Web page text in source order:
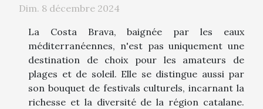
Dim. 8 décembre 2024
La Costa Brava, baignée par les eaux
méditerranéennes, n'est pas uniquement une
destination de choix pour les amateurs de
plages et de soleil. Elle se distingue aussi par
son bouquet de festivals culturels, incarnant la
richesse et la diversité de la région catalane.